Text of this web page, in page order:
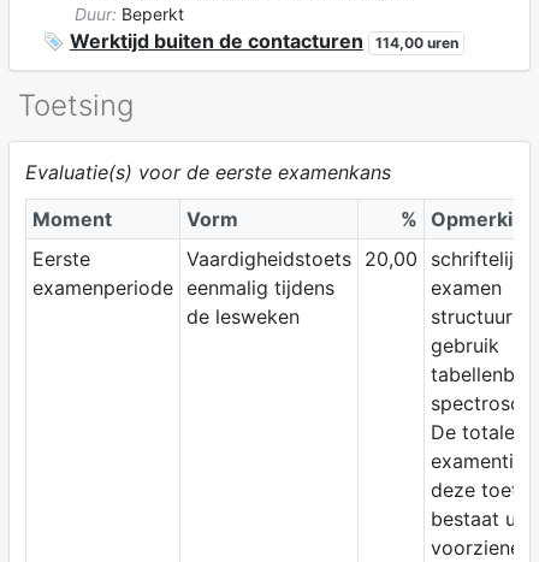
Duur: Beperkt
Werktijd buiten de contacturen 114,00 uren
Toetsing
Evaluatie(s) voor de eerste examenkans
Moment
Vorm % Opmerking
Eerste
examenperiode
Vaardigheidstoets
eenmalig tijdens
de lesweken
20,00
schriftelijk
examen
gebruik
De totale
examentijd
deze toets
bestaat uit
voorziene